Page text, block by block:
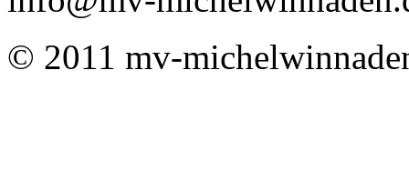
© 2011 mv-